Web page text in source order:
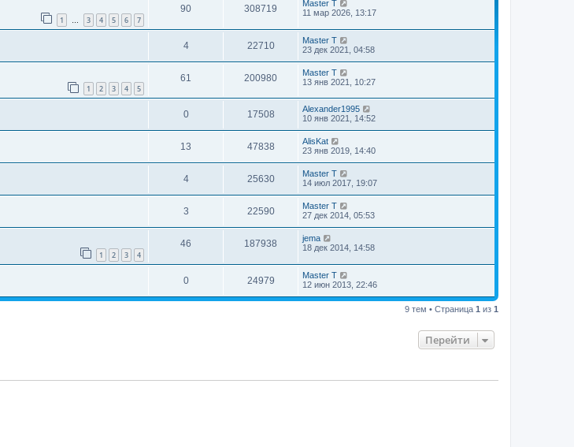
1 … 3 4 5 6 7
90 308719
Master T
11 мар 2026, 13:17
4 22710
Master T
23 дек 2021, 04:58
1 2 3 4 5
61 200980
Master T
13 янв 2021, 10:27
0 17508
Alexander1995
10 янв 2021, 14:52
13 47838
AlisKat
23 янв 2019, 14:40
4 25630
Master T
14 июл 2017, 19:07
3 22590
Master T
27 дек 2014, 05:53
1 2 3 4
46 187938
jema
18 дек 2014, 14:58
0 24979
Master T
12 июн 2013, 22:46
9 тем • Страница 1 из 1
Перейти